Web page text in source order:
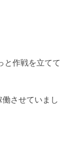
と作戦を立てて
働させていまし